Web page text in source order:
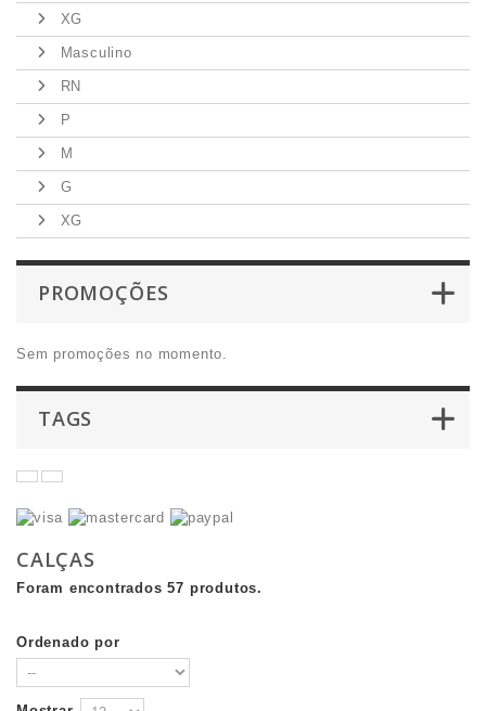
XG
Masculino
RN
P
M
G
XG
PROMOÇÕES
Sem promoções no momento.
TAGS
CALÇAS
Foram encontrados 57 produtos.
Ordenado por